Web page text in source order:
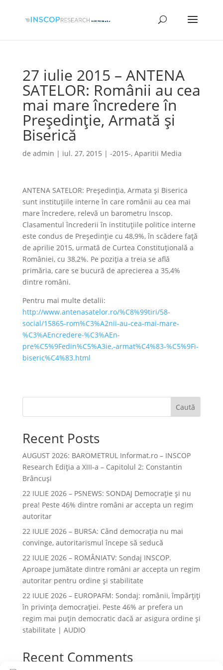
27 iulie 2015 – ANTENA
SATELOR: Românii au cea
mai mare încredere în
Preşedinţie, Armată şi
Biserică
de admin | iul. 27, 2015 | -2015-, Aparitii Media
ANTENA SATELOR: Preşedinţia, Armata şi Biserica
sunt instituţiile interne în care românii au cea mai
mare încredere, relevă un barometru Inscop.
Clasamentul încrederii în instituţiile politice interne
este condus de Preşedinţie cu 48,9%, în scădere faţă
de aprilie 2015, urmată de Curtea Constituţională a
României, cu 38,2%. Pe poziţia a treia se află
primăria, care se bucură de aprecierea a 35,4%
dintre români.
Pentru mai multe detalii:
http://www.antenasatelor.ro/%C8%99tiri/58-
social/15865-rom%C3%A2nii-au-cea-mai-mare-
%C3%AEncredere-%C3%AEn-
pre%C5%9Fedin%C5%A3ie,-armat%C4%83-%C5%9Fi-
biseric%C4%83.html
Caută
Recent Posts
AUGUST 2026: BAROMETRUL Informat.ro – INSCOP
Research Ediția a XIII-a – Capitolul 2: Constantin
Brâncuși
22 IULIE 2026 – PSNEWS: SONDAJ Democrație și nu
prea! Peste 46% dintre români ar accepta un regim
autoritar
22 IULIE 2026 – BURSA: Când democraţia nu mai
convinge, autoritarismul începe să seducă
22 IULIE 2026 – ROMÂNIATV: Sondaj INSCOP.
Aproape jumătate dintre români ar accepta un regim
autoritar pentru ordine și stabilitate
22 IULIE 2026 – EUROPAFM: Sondaj: românii, împărțiți
în privința democrației. Peste 46% ar prefera un
regim mai puțin democratic dacă ar asigura ordine și
stabilitate | AUDIO
Recent Comments